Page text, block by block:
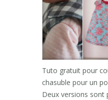
Tuto gratuit pour
chasuble pour un
Deux versions sont